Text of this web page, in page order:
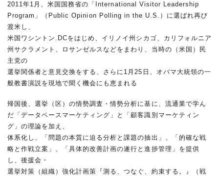
2011年1月、米国国務省の「International Visitor Leadership
Program」（Public Opinion Polling in the U.S.）に選ばれ再び
渡米し、
米国ワシントン.DCをはじめ、イリノイ州シカゴ、カリフォルニア
州サクラメント、ロサンゼルスなどをまわり、当時の（米国）民
主党の
選挙関係者と意見交換をする、さらに1月25日、オバマ大統領の一
般教書演説を現地で聞く機会にも恵まれる
帰国後、選挙（区）の情勢調査・情勢分析に基に、流通業で学ん
だ「データベースマーケティング」と「顧客識別マーケティン
グ」の理論を加え、
体系化し、「問題の本質に迫る分析と課題の抽出」、「的確な戦
略と作戦立案」、「具体的改善計画の遂行と進捗管理」を提供
し、後援会・
選挙対策（組織）強化計画策『測る、つなぐ、約束する。』（戦